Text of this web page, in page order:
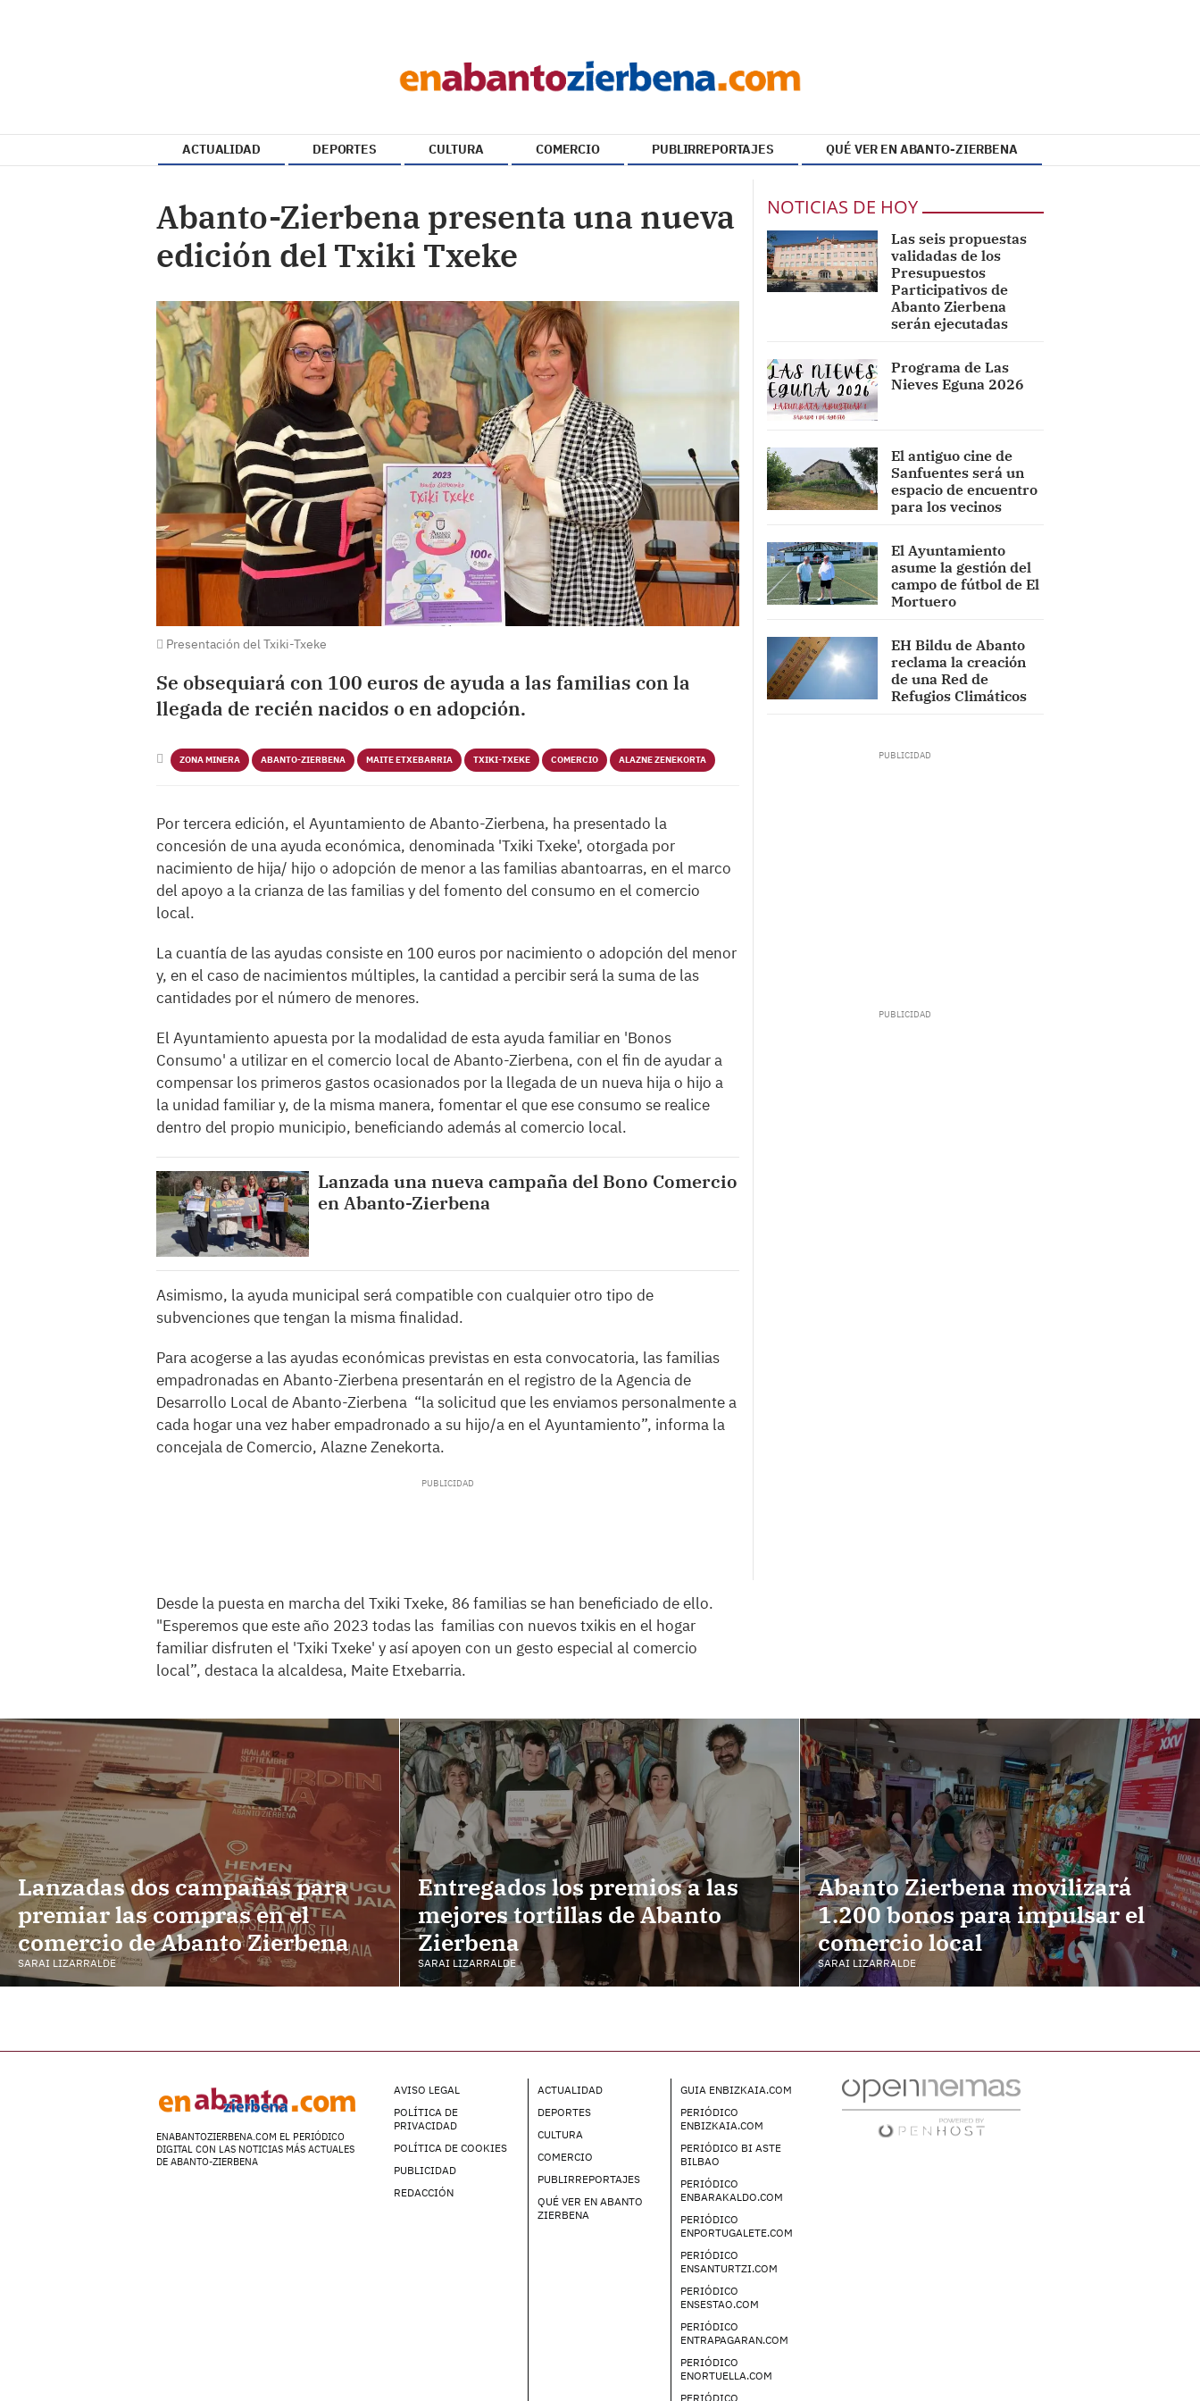
ACTUALIDAD DEPORTES CULTURA COMERCIO PUBLIRREPORTAJES QUÉ VER EN ABANTO-ZIERBENA
Abanto-Zierbena presenta una nueva
edición del Txiki Txeke
Presentación del Txiki-Txeke
Se obsequiará con 100 euros de ayuda a las familias con la
llegada de recién nacidos o en adopción.
ZONA MINERA ABANTO-ZIERBENA MAITE ETXEBARRIA TXIKI-TXEKE COMERCIO ALAZNE ZENEKORTA
Por tercera edición, el Ayuntamiento de Abanto-Zierbena, ha presentado la
concesión de una ayuda económica, denominada 'Txiki Txeke', otorgada por
nacimiento de hija/ hijo o adopción de menor a las familias abantoarras, en el marco
del apoyo a la crianza de las familias y del fomento del consumo en el comercio
local.
La cuantía de las ayudas consiste en 100 euros por nacimiento o adopción del menor
y, en el caso de nacimientos múltiples, la cantidad a percibir será la suma de las
cantidades por el número de menores.
El Ayuntamiento apuesta por la modalidad de esta ayuda familiar en 'Bonos
Consumo' a utilizar en el comercio local de Abanto-Zierbena, con el fin de ayudar a
compensar los primeros gastos ocasionados por la llegada de un nueva hija o hijo a
la unidad familiar y, de la misma manera, fomentar el que ese consumo se realice
dentro del propio municipio, beneficiando además al comercio local.
Lanzada una nueva campaña del Bono Comercio
en Abanto-Zierbena
Asimismo, la ayuda municipal será compatible con cualquier otro tipo de
subvenciones que tengan la misma finalidad.
Para acogerse a las ayudas económicas previstas en esta convocatoria, las familias
empadronadas en Abanto-Zierbena presentarán en el registro de la Agencia de
Desarrollo Local de Abanto-Zierbena “la solicitud que les enviamos personalmente a
cada hogar una vez haber empadronado a su hijo/a en el Ayuntamiento”, informa la
concejala de Comercio, Alazne Zenekorta.
Desde la puesta en marcha del Txiki Txeke, 86 familias se han beneficiado de ello.
"Esperemos que este año 2023 todas las familias con nuevos txikis en el hogar
familiar disfruten el 'Txiki Txeke' y así apoyen con un gesto especial al comercio
local”, destaca la alcaldesa, Maite Etxebarria.
NOTICIAS DE HOY
Las seis propuestas
validadas de los
Presupuestos
Participativos de
Abanto Zierbena
serán ejecutadas
Programa de Las
Nieves Eguna 2026
El antiguo cine de
Sanfuentes será un
espacio de encuentro
para los vecinos
El Ayuntamiento
asume la gestión del
campo de fútbol de El
Mortuero
EH Bildu de Abanto
reclama la creación
de una Red de
Refugios Climáticos
Lanzadas dos campañas para
premiar las compras en el
comercio de Abanto Zierbena
SARAI LIZARRALDE
Entregados los premios a las
mejores tortillas de Abanto
Zierbena
SARAI LIZARRALDE
Abanto Zierbena movilizará
1.200 bonos para impulsar el
comercio local
SARAI LIZARRALDE
ENABANTOZIERBENA.COM EL PERIÓDICO
DIGITAL CON LAS NOTICIAS MÁS ACTUALES
DE ABANTO-ZIERBENA
AVISO LEGAL
POLÍTICA DE
PRIVACIDAD
POLÍTICA DE COOKIES
PUBLICIDAD
REDACCIÓN
ACTUALIDAD
DEPORTES
CULTURA
COMERCIO
PUBLIRREPORTAJES
QUÉ VER EN ABANTO
ZIERBENA
GUIA ENBIZKAIA.COM
PERIÓDICO
ENBIZKAIA.COM
PERIÓDICO BI ASTE
BILBAO
PERIÓDICO
ENBARAKALDO.COM
PERIÓDICO
ENPORTUGALETE.COM
PERIÓDICO
ENSANTURTZI.COM
PERIÓDICO
ENSESTAO.COM
PERIÓDICO
ENTRAPAGARAN.COM
PERIÓDICO
ENORTUELLA.COM
PERIÓDICO